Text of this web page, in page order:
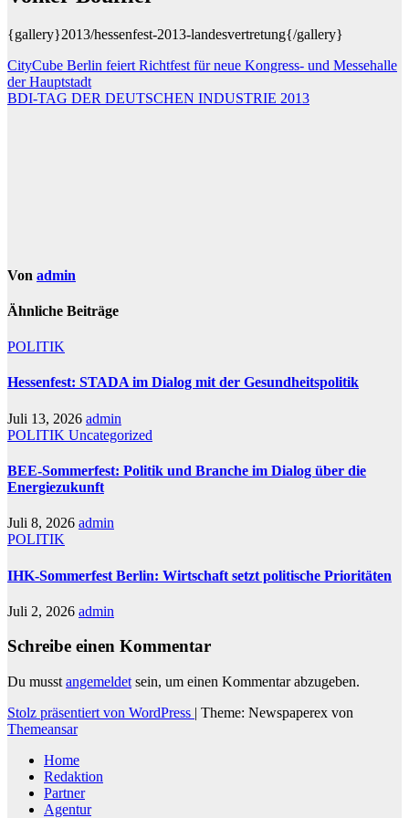
{gallery}2013/hessenfest-2013-landesvertretung{/gallery}
Beitragsnavigation
CityCube Berlin feiert Richtfest für neue Kongress- und Messehalle
der Hauptstadt
BDI-TAG DER DEUTSCHEN INDUSTRIE 2013
Von admin
Ähnliche Beiträge
POLITIK
Hessenfest: STADA im Dialog mit der Gesundheitspolitik
Juli 13, 2026 admin
POLITIK Uncategorized
BEE-Sommerfest: Politik und Branche im Dialog über die
Energiezukunft
Juli 8, 2026 admin
POLITIK
IHK-Sommerfest Berlin: Wirtschaft setzt politische Prioritäten
Juli 2, 2026 admin
Schreibe einen Kommentar
Du musst angemeldet sein, um einen Kommentar abzugeben.
Stolz präsentiert von WordPress | Theme: Newspaperex von
Themeansar
Home
Redaktion
Partner
Agentur